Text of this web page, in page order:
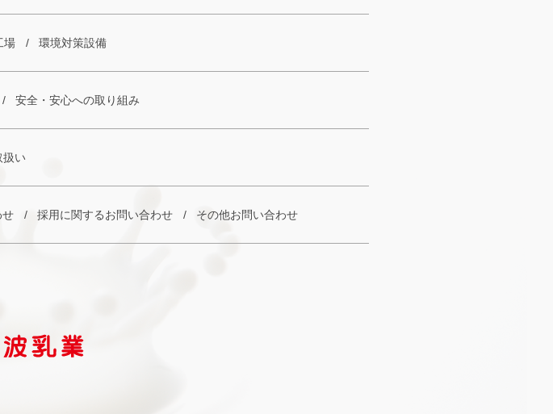
場 環境対策設備
安全・安心への取り組み
扱い
せ 採用に関するお問い合わせ その他お問い合わせ